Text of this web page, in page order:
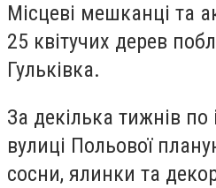
Місцеві мешканці та
25 квітучих дерев
Гульківка.
За декілька тижнів по
вулиці Польової
сосни, ялинки та